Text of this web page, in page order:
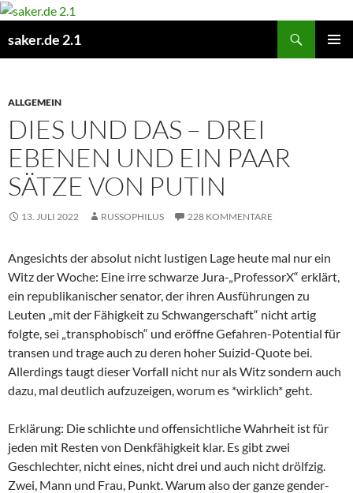
Zum
springen
saker.de 2.1
ALLGEMEIN
DIES UND DAS – DREI
EBENEN UND EIN PAAR
SÄTZE VON PUTIN
13. JULI 2022 RUSSOPHILUS 228 KOMMENTARE
Angesichts der absolut nicht lustigen Lage heute mal nur ein
Witz der Woche: Eine irre schwarze Jura-„ProfessorX“ erklärt,
ein republikanischer senator, der ihren Ausführungen zu
Leuten „mit der Fähigkeit zu Schwangerschaft“ nicht artig
folgte, sei „transphobisch“ und eröffne Gefahren-Potential für
transen und trage auch zu deren hoher Suizid-Quote bei.
Allerdings taugt dieser Vorfall nicht nur als Witz sondern auch
dazu, mal deutlich aufzuzeigen, worum es *wirklich* geht.
Erklärung: Die schlichte und offensichtliche Wahrheit ist für
jeden mit Resten von Denkfähigkeit klar. Es gibt zwei
Geschlechter, nicht eines, nicht drei und auch nicht drölfzig.
Zwei, Mann und Frau, Punkt. Warum also der ganze gender-